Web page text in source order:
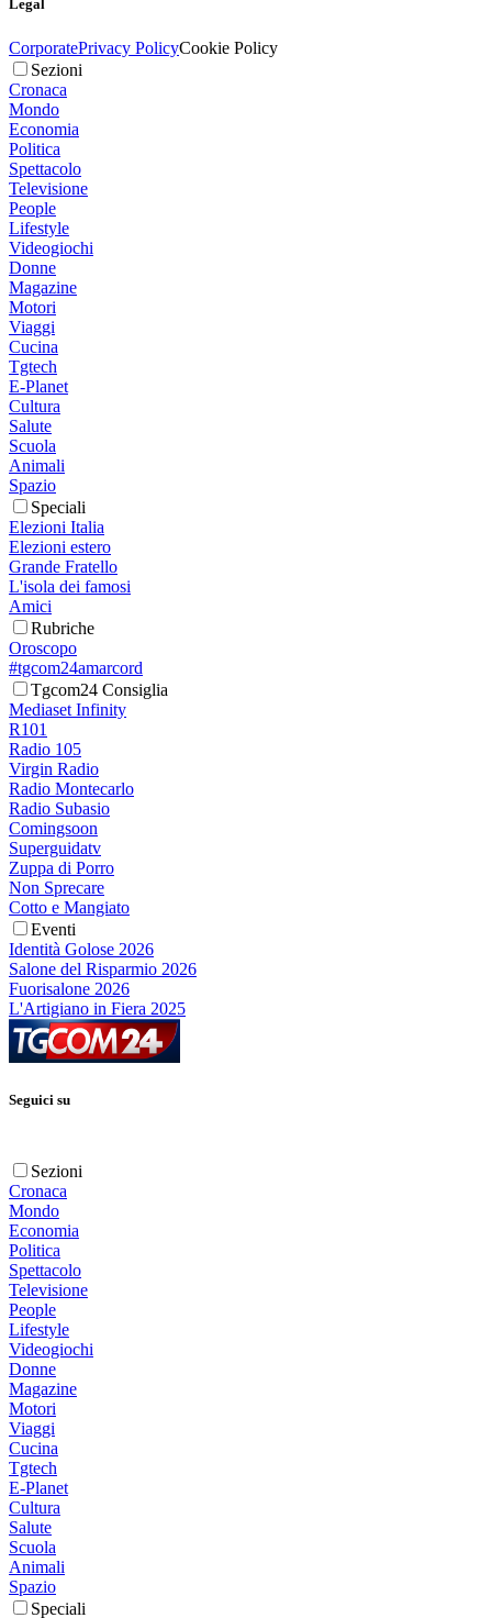
Legal
CorporatePrivacy PolicyCookie Policy
Sezioni
Cronaca
Mondo
Economia
Politica
Spettacolo
Televisione
People
Lifestyle
Videogiochi
Donne
Magazine
Motori
Viaggi
Cucina
Tgtech
E-Planet
Cultura
Salute
Scuola
Animali
Spazio
Speciali
Elezioni Italia
Elezioni estero
Grande Fratello
L'isola dei famosi
Amici
Rubriche
Oroscopo
#tgcom24amarcord
Tgcom24 Consiglia
Mediaset Infinity
R101
Radio 105
Virgin Radio
Radio Montecarlo
Radio Subasio
Comingsoon
Superguidatv
Zuppa di Porro
Non Sprecare
Cotto e Mangiato
Eventi
Identità Golose 2026
Salone del Risparmio 2026
Fuorisalone 2026
L'Artigiano in Fiera 2025
Seguici su
Sezioni
Cronaca
Mondo
Economia
Politica
Spettacolo
Televisione
People
Lifestyle
Videogiochi
Donne
Magazine
Motori
Viaggi
Cucina
Tgtech
E-Planet
Cultura
Salute
Scuola
Animali
Spazio
Speciali